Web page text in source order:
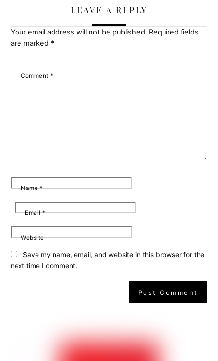
LEAVE A REPLY
Your email address will not be published. Required fields
are marked *
Comment*
Name*
Email*
Website
Save my name, email, and website in this browser for the
next time I comment.